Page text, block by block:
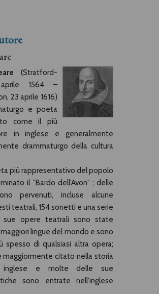
(Stratford-
1564 –
23 aprile 1616)
e poeta
come il più
in inglese e generalmente
drammaturgo della cultura
più rappresentativo del popolo
il "Bardo dell'Avon" ; delle
pervenuti, incluse alcune
teatrali, 154 sonetti e una serie
opere teatrali sono state
lingue del mondo e sono
spesso di qualsiasi altra opera;
maggiormente citato nella storia
inglese e molte delle sue
sono entrate nell'inglese